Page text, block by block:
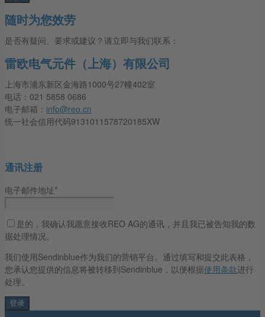
随时为您效劳
是否有疑问、要求或建议？请立即与我们联系：
雷欧电气元件（上海）有限公司
上海市浦东新区金海路1000号27幢402室
电话：021 5858 0686
电子邮箱： info@reo.cn
统一社会信用代码9131011578720185XW
通讯注册
电子邮件地址*
是的，我确认我愿意接收REO AG的通讯，并且我已被告知我的数
据处理情况。
我们使用Sendinblue作为我们的营销平台。通过填写和提交此表格，
您承认您提供的信息将被转移到Sendinblue，以便根据使用条款进行
处理。